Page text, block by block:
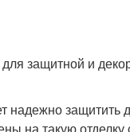
защитной и
защитить